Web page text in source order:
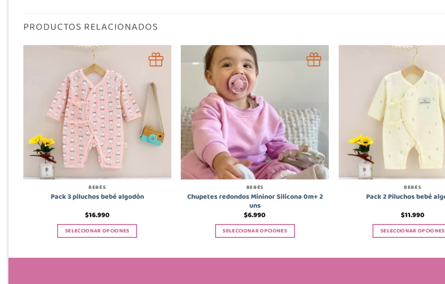
PRODUCTOS RELACIONADOS
BEBÉS
Pack 3 piluchos bebé algodón
$16.990
SELECCIONAR OPCIONES
BEBÉS
Chupetes redondos Mininor Silicona 0m+ 2
uns
$6.990
SELECCIONAR OPCIONES
BEBÉS
Pack 2 Piluchos bebé
$11.990
SELECCIONAR OPCIONES